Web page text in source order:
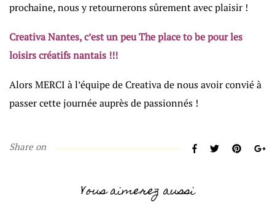
prochaine, nous y retournerons sûrement avec plaisir !
Creativa Nantes, c’est un peu The place to be pour les
loisirs créatifs nantais !!!
Alors MERCI à l’équipe de Creativa de nous avoir convié à
passer cette journée auprès de passionnés !
Share on
Vous aimerez aussi